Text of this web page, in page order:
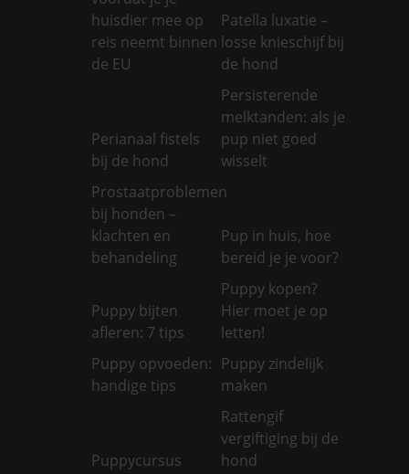
huisdier mee op
reis neemt binnen
de EU
Patella luxatie –
losse knieschijf bij
de hond
Perianaal fistels
bij de hond
Persisterende
melktanden: als je
pup niet goed
wisselt
Prostaatproblemen
bij honden –
klachten en
behandeling
Pup in huis, hoe
bereid je je voor?
Puppy bijten
afleren: 7 tips
Puppy kopen?
Hier moet je op
letten!
Puppy opvoeden:
handige tips
Puppy zindelijk
maken
Puppycursus
Rattengif
vergiftiging bij de
hond